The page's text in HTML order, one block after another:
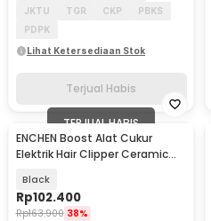
JKTU
TGR CKP
PBKS
PDPK
Lihat Ketersediaan Stok
Terjual Habis
TERJUAL HABIS
ENCHEN Boost Alat Cukur
Elektrik Hair Clipper Ceramic
Black
Rp102.400
Rp163.900 38%